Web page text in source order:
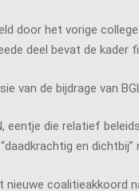
door het vorige
deel bevat de kader
van de bijdrage van
eentje die relatief
en
nieuwe coalitieakkoord